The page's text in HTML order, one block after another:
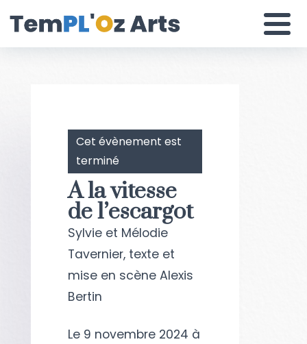
to
content
Cet évènement est
terminé
A la vitesse
de l’escargot
Sylvie et Mélodie
Tavernier, texte et
mise en scène Alexis
Bertin
Le 9 novembre 2024 à